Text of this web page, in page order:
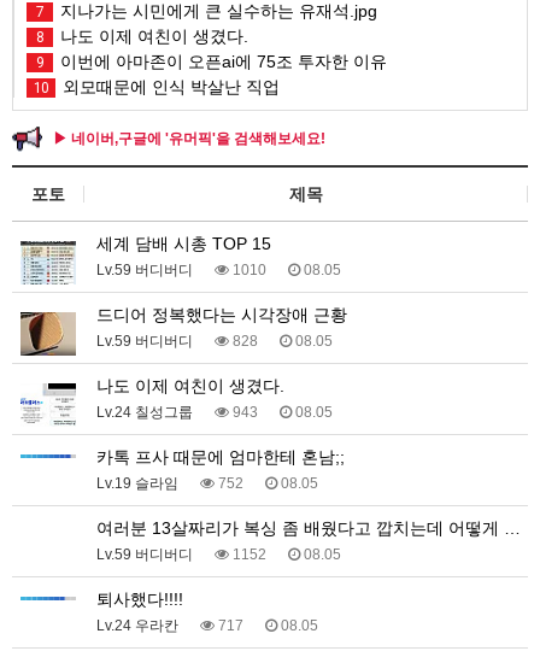
7 지나가는 시민에게 큰 실수하는 유재석.jpg
8 나도 이제 여친이 생겼다.
9 이번에 아마존이 오픈ai에 75조 투자한 이유
10 외모때문에 인식 박살난 직업
▶ 네이버,구글에 '유머픽'을 검색해보세요!
포토 제목
세계 담배 시총 TOP 15
Lv.59 버디버디 1010 08.05
드디어 정복했다는 시각장애 근황
Lv.59 버디버디 828 08.05
나도 이제 여친이 생겼다.
Lv.24 칠성그룹 943 08.05
카톡 프사 때문에 엄마한테 혼남;;
Lv.19 슬라임 752 08.05
여러분 13살짜리가 복싱 좀 배웠다고 깝치는데 어떻게 …
Lv.59 버디버디 1152 08.05
퇴사했다!!!!
Lv.24 우라칸 717 08.05